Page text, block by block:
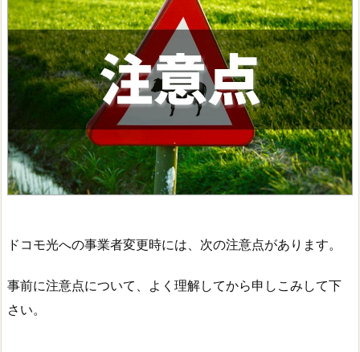
ドコモ光への事業者変更時には、次の注意点があります。
事前に注意点について、よく理解してから申しこみして下
さい。